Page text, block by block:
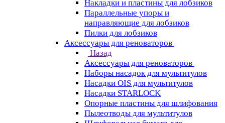
Накладки и пластины для лобзиков
Параллельные упоры и
направляющие для лобзиков
Пилки для лобзиков
Аксессуары для реноваторов
Назад
Аксессуары для реноваторов
Наборы насадок для мультитулов
Насадки OIS для мультитулов
Насадки STARLOCK
Опорные пластины для шлифования
Пылеотводы для мультитулов